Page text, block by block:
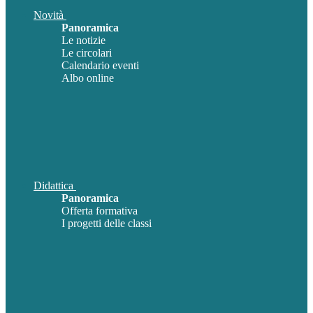
Novità
Panoramica
Le notizie
Le circolari
Calendario eventi
Albo online
Didattica
Panoramica
Offerta formativa
I progetti delle classi